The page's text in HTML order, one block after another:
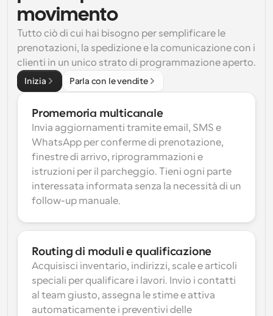
movimento
Tutto ciò di cui hai bisogno per semplificare le
prenotazioni, la spedizione e la comunicazione con i
clienti in un unico strato di programmazione aperto.
Inizia Parla con le vendite
Promemoria multicanale
Invia aggiornamenti tramite email, SMS e
WhatsApp per conferme di prenotazione,
finestre di arrivo, riprogrammazioni e
istruzioni per il parcheggio. Tieni ogni parte
interessata informata senza la necessità di un
follow-up manuale.
Routing di moduli e qualificazione
Acquisisci inventario, indirizzi, scale e articoli
speciali per qualificare i lavori. Invio i contatti
al team giusto, assegna le stime e attiva
automaticamente i preventivi delle